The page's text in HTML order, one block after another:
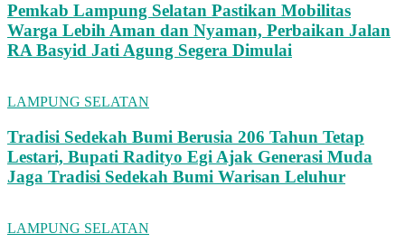
Pemkab Lampung Selatan Pastikan Mobilitas
Warga Lebih Aman dan Nyaman, Perbaikan Jalan
RA Basyid Jati Agung Segera Dimulai
LAMPUNG SELATAN
Tradisi Sedekah Bumi Berusia 206 Tahun Tetap
Lestari, Bupati Radityo Egi Ajak Generasi Muda
Jaga Tradisi Sedekah Bumi Warisan Leluhur
LAMPUNG SELATAN